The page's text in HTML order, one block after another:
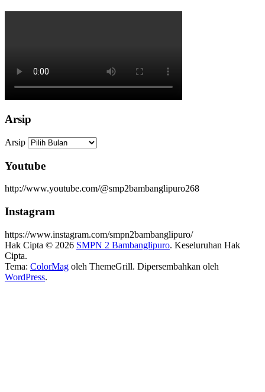
Arsip
Arsip
Youtube
http://www.youtube.com/@smp2bambanglipuro268
Instagram
https://www.instagram.com/smpn2bambanglipuro/
Hak Cipta © 2026 SMPN 2 Bambanglipuro. Keseluruhan Hak
Cipta.
Tema: ColorMag oleh ThemeGrill. Dipersembahkan oleh
WordPress.